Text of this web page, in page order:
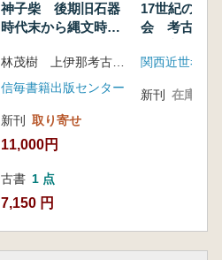
神子柴 後期旧石器
時代末から縄文時代
期石器群の発掘調査
と研究
林茂樹 上伊那考古学会 編
信毎書籍出版センター
新刊 取り寄せ
11,000円
古書 1 点
7,150 円
17世紀の陶
会 考古学か
関西近世考古
新刊 在庫なし